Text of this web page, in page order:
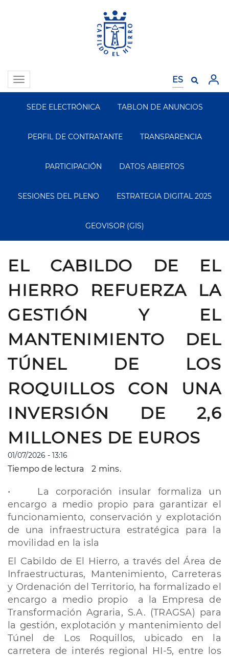
Toggle
navigation
Segundo
Menu
SEDE ELECTRÓNICA TABLON DE ANUNCIOS
PERFIL DE CONTRATANTE TRANSPARENCIA
PARTICIPACIÓN DATOS ABIERTOS
SESIONES DEL PLENO ESTRATEGIA DIGITAL 2025
GEOVISOR (GIS)
EL CABILDO DE EL
HIERRO REFUERZA LA
GESTIÓN Y EL
MANTENIMIENTO DEL
TÚNEL DE LOS
ROQUILLOS CON UNA
INVERSIÓN DE 2,6
MILLONES DE EUROS
01/07/2026 - 13:16
Tiempo de lectura 2 mins.
• La corporación insular formaliza un
encargo a medio propio para garantizar el
funcionamiento, conservación y explotación
de una infraestructura estratégica para la
movilidad en la isla
El Cabildo de El Hierro, a través del Área de
Infraestructuras, Mantenimiento, Carreteras
y Ordenación del Territorio, ha formalizado el
encargo a medio propio a la Empresa de
Transformación Agraria, S.A. (TRAGSA) para
la gestión, explotación y mantenimiento del
Túnel de Los Roquillos, ubicado en la
carretera de interés regional HI-5, entre los